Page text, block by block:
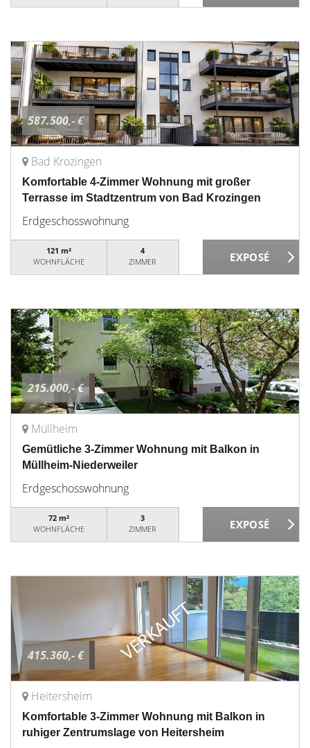
587.500,- €
Bad Krozingen
Komfortable 4-Zimmer Wohnung mit großer
Terrasse im Stadtzentrum von Bad Krozingen
Erdgeschosswohnung
121 m²
WOHNFLÄCHE
4
ZIMMER
215.000,- €
Müllheim
Gemütliche 3-Zimmer Wohnung mit Balkon in
Müllheim-Niederweiler
Erdgeschosswohnung
72 m²
WOHNFLÄCHE
3
ZIMMER
415.360,- €
Heitersheim
Komfortable 3-Zimmer Wohnung mit Balkon in
ruhiger Zentrumslage von Heitersheim